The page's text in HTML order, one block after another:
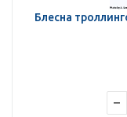
Блесна